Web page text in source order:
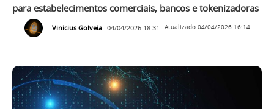
para estabelecimentos comerciais, bancos e tokenizadoras
Vinicius Golveia 04/04/2026 18:31 Atualizado 04/04/2026 16:14